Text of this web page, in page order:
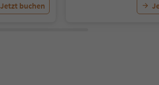
Jetzt buchen